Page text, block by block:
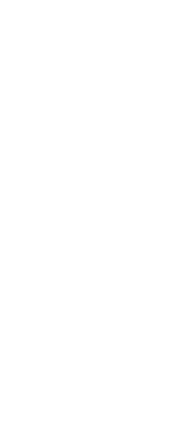
attività IT come
l’MDM, il